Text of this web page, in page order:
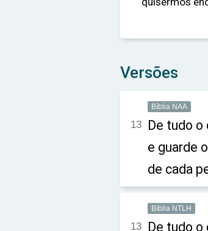
Versões
Bíblia NAA
13 De tudo o
e guarde
de cada
Bíblia NTLH
13 De tudo